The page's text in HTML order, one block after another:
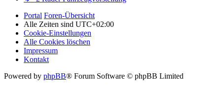
Portal Foren-Übersicht
Alle Zeiten sind UTC+02:00
Cookie-Einstellungen
Alle Cookies löschen
Impressum
Kontakt
Powered by phpBB® Forum Software © phpBB Limited